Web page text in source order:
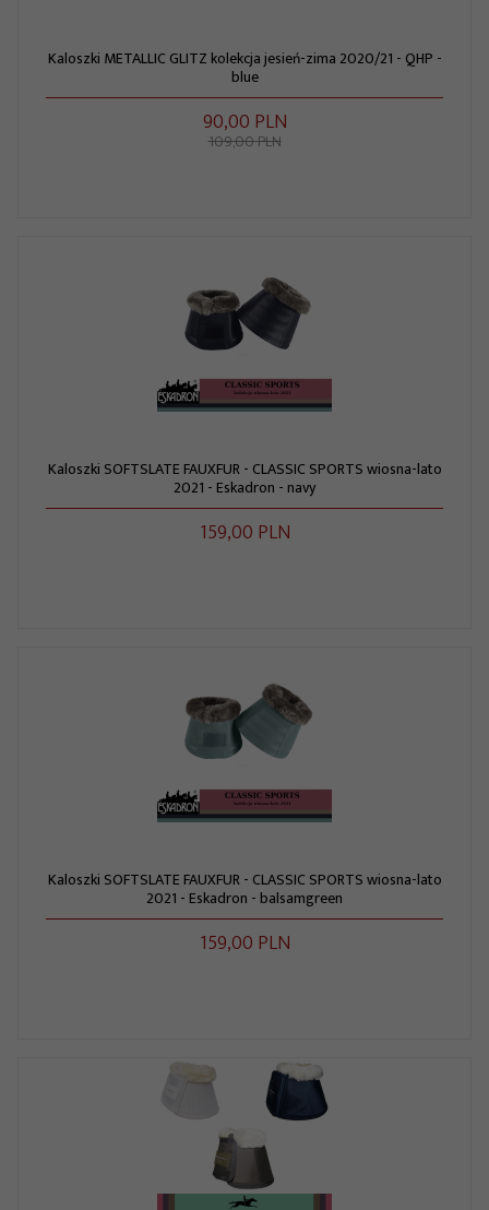
Kaloszki METALLIC GLITZ kolekcja jesień-zima 2020/21 - QHP -
blue
90,00 PLN
109,00 PLN
Kaloszki SOFTSLATE FAUXFUR - CLASSIC SPORTS wiosna-lato
2021 - Eskadron - navy
159,00 PLN
Kaloszki SOFTSLATE FAUXFUR - CLASSIC SPORTS wiosna-lato
2021 - Eskadron - balsamgreen
159,00 PLN